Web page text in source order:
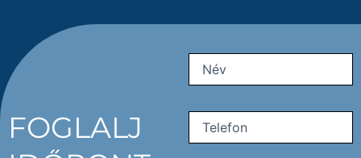
FOGLALJ
Phone(Kötelező)